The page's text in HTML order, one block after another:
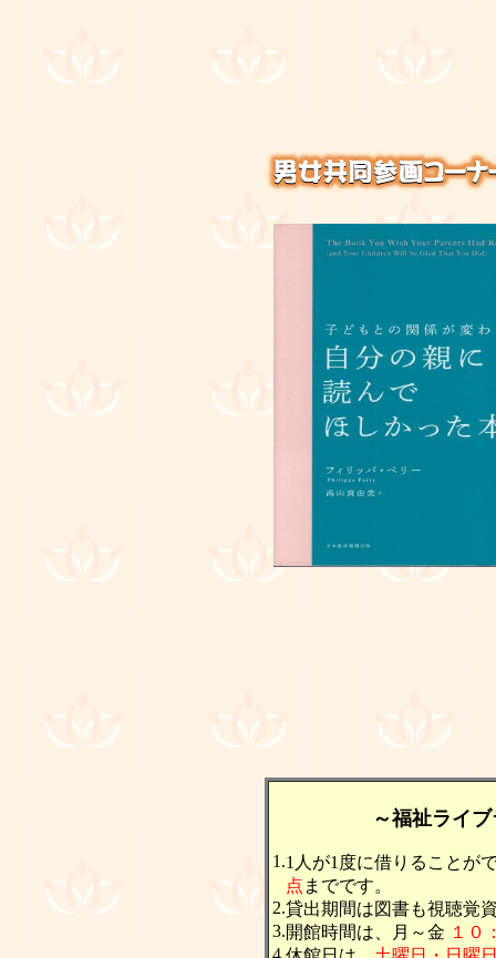
～福祉ライ
1.1人が1度に借りることが
点 までです。
2.貸出期間は図書も視聴覚
3.開館時間は、月～金 １０
4.